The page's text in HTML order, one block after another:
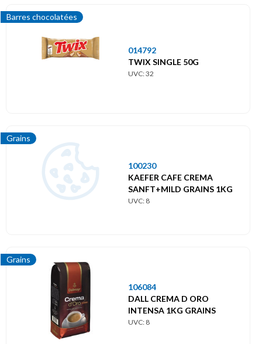
Barres chocolatées
014792
TWIX SINGLE 50G
UVC: 32
Grains
100230
KAEFER CAFE CREMA
SANFT+MILD GRAINS 1KG
UVC: 8
Grains
106084
DALL CREMA D ORO
INTENSA 1KG GRAINS
UVC: 8